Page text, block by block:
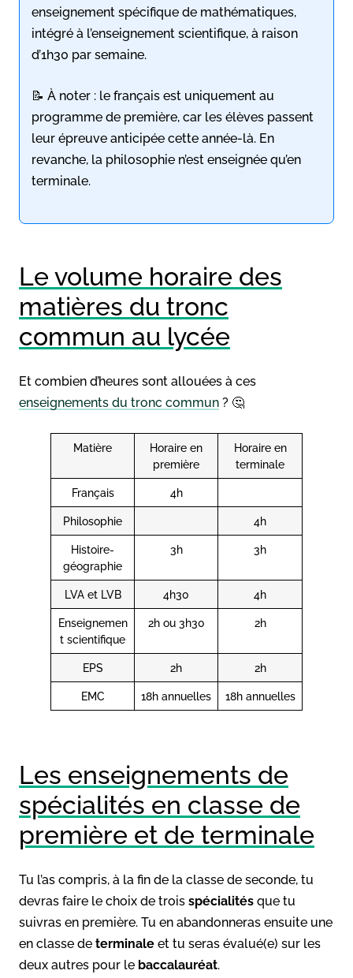
enseignement spécifique de mathématiques,
intégré à l’enseignement scientifique, à raison
d’1h30 par semaine.
📝 À noter : le français est uniquement au
programme de première, car les élèves passent
leur épreuve anticipée cette année-là. En
revanche, la philosophie n’est enseignée qu’en
terminale.
Le volume horaire des
matières du tronc
commun au lycée
Et combien d’heures sont allouées à ces
enseignements du tronc commun ? 🤔
Matière
Horaire en
première
Horaire en
terminale
Français 4h
Philosophie 4h
Histoire-
géographie
3h 3h
LVA et LVB 4h30 4h
Enseignemen
t scientifique
2h ou 3h30 2h
EPS 2h 2h
EMC 18h annuelles 18h annuelles
Les enseignements de
spécialités en classe de
première et de terminale
Tu l’as compris, à la fin de la classe de seconde, tu
devras faire le choix de trois spécialités que tu
suivras en première. Tu en abandonneras ensuite une
en classe de terminale et tu seras évalué(e) sur les
deux autres pour le baccalauréat.